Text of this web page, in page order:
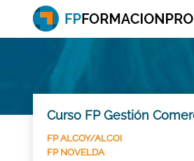
Curso FP Gestión
FP ALCOY/ALCOI
FP NOVELDA